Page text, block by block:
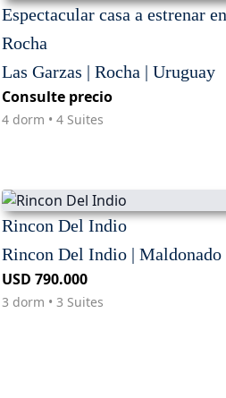
Espectacular casa a estrenar
Rocha
Las Garzas | Rocha | Uruguay
Consulte precio
4 dorm • 4 Suites
Rincon Del Indio
Rincon Del Indio | Maldonado
USD 790.000
3 dorm • 3 Suites